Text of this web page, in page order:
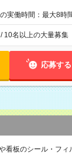
実働時間：最大8時
10名以上の大量募集
応募する
看板のシール・フ